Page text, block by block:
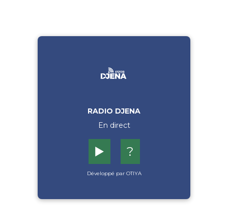
RADIO DJENA
En direct
▶️ ?
Développé par OTIYA